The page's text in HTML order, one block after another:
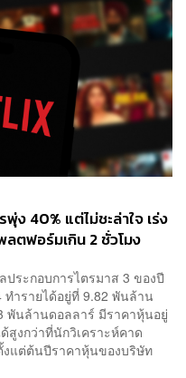
ง 40% แต่ไม่ชะล่าใจ เร่ง
ตฟอร์มเกิน 2 ชั่วโมง
ระกอบการไตรมาส 3 ของปี
ำรายได้อยู่ที่ 9.82 พันล้าน
พันล้านดอลลาร์ มีราคาหุ้นอยู่
สูงกว่าที่นักวิเคราะห์คาด
งแต่ต้นปีราคาหุ้นของบริษัท